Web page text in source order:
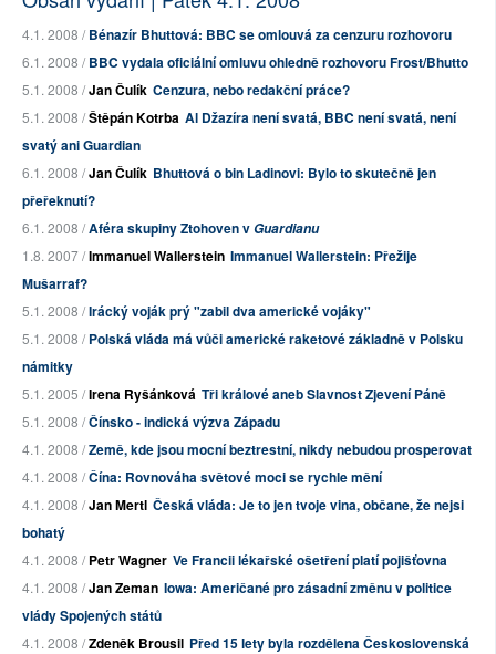
4.1. 2008 /Bénazír Bhuttová: BBC se omlouvá za cenzuru rozhovoru
6.1. 2008 /BBC vydala oficiální omluvu ohledně rozhovoru Frost/Bhutto
5.1. 2008 /Jan Čulík Cenzura, nebo redakční práce?
5.1. 2008 /Štěpán Kotrba Al Džazíra není svatá, BBC není svatá, není
svatý ani Guardian
6.1. 2008 /Jan Čulík Bhuttová o bin Ladinovi: Bylo to skutečně jen
přeřeknutí?
6.1. 2008 /Aféra skupiny Ztohoven vGuardianu
1.8. 2007 /Immanuel Wallerstein Immanuel Wallerstein: Přežije
Mušarraf?
5.1. 2008 /Irácký voják prý "zabil dva americké vojáky"
5.1. 2008 /Polská vláda má vůči americké raketové základně v Polsku
námitky
5.1. 2005 /Irena Ryšánková Tři králové aneb Slavnost Zjevení Páně
5.1. 2008 /Čínsko - indická výzva Západu
4.1. 2008 /Země, kde jsou mocní beztrestní, nikdy nebudou prosperovat
4.1. 2008 /Čína: Rovnováha světové moci se rychle mění
4.1. 2008 /Jan Mertl Česká vláda: Je to jen tvoje vina, občane, že nejsi
bohatý
4.1. 2008 /Petr Wagner Ve Francii lékařské ošetření platí pojišťovna
4.1. 2008 /Jan Zeman Iowa: Američané pro zásadní změnu v politice
vlády Spojených států
4.1. 2008 /Zdeněk Brousil Před 15 lety byla rozdělena Československá